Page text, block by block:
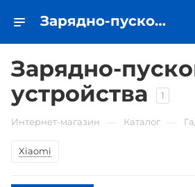
Зарядно-пусковые устройства • купить в Самаре по низкой цене - iЧехол
Зарядно-
устройства
1
Интернет-магазин Каталог
Xiaomi